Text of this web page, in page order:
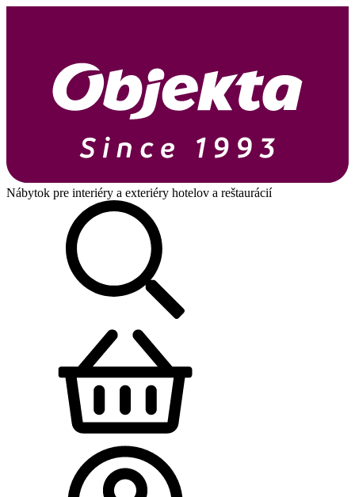
Nábytok pre interiéry a exteriéry hotelov a reštaurácií